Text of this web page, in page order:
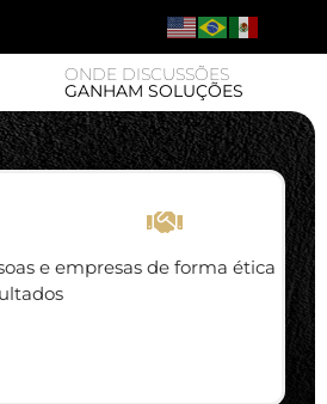
ONDE DISCUSSÕES
GANHAM SOLUÇÕES
e empresas de forma ética